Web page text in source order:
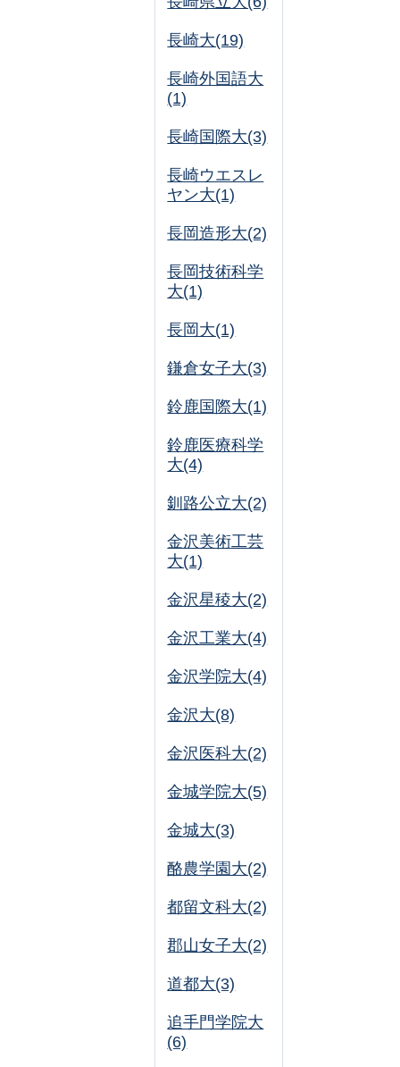
長崎大(19)
長崎外国語大
(1)
長崎国際大(3)
長崎ウエスレ
ヤン大(1)
長岡造形大(2)
長岡技術科学
大(1)
長岡大(1)
鎌倉女子大(3)
鈴鹿国際大(1)
鈴鹿医療科学
大(4)
釧路公立大(2)
金沢美術工芸
大(1)
金沢星稜大(2)
金沢工業大(4)
金沢学院大(4)
金沢大(8)
金沢医科大(2)
金城学院大(5)
金城大(3)
酪農学園大(2)
都留文科大(2)
郡山女子大(2)
道都大(3)
追手門学院大
(6)